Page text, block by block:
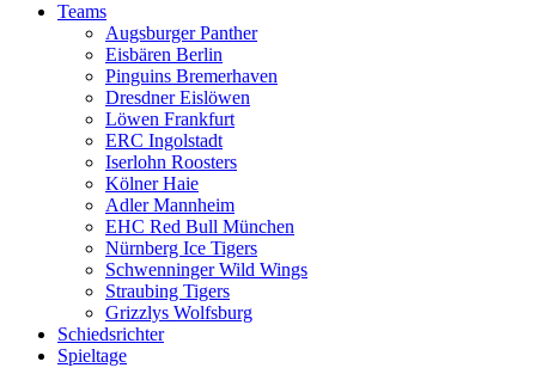
Teams
Augsburger Panther
Eisbären Berlin
Pinguins Bremerhaven
Dresdner Eislöwen
Löwen Frankfurt
ERC Ingolstadt
Iserlohn Roosters
Kölner Haie
Adler Mannheim
EHC Red Bull München
Nürnberg Ice Tigers
Schwenninger Wild Wings
Straubing Tigers
Grizzlys Wolfsburg
Schiedsrichter
Spieltage